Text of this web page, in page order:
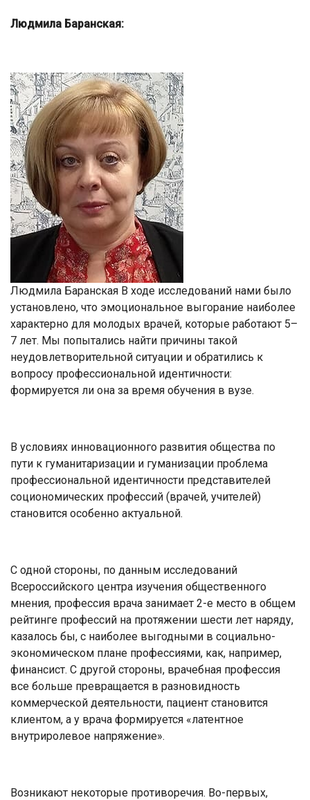
Людмила Баранская:
Людмила Баранская В ходе исследований нами было
установлено, что эмоциональное выгорание наиболее
характерно для молодых врачей, которые работают 5–
7 лет. Мы попытались найти причины такой
неудовлетворительной ситуации и обратились к
вопросу профессиональной идентичности:
формируется ли она за время обучения в вузе.
В условиях инновационного развития общества по
пути к гуманитаризации и гуманизации проблема
профессиональной идентичности представителей
социономических профессий (врачей, учителей)
становится особенно актуальной.
С одной стороны, по данным исследований
Всероссийского центра изучения общественного
мнения, профессия врача занимает 2-е место в общем
рейтинге профессий на протяжении шести лет наряду,
казалось бы, с наиболее выгодными в социально-
экономическом плане профессиями, как, например,
финансист. С другой стороны, врачебная профессия
все больше превращается в разновидность
коммерческой деятельности, пациент становится
клиентом, а у врача формируется «латентное
внутриролевое напряжение».
Возникают некоторые противоречия. Во-первых,